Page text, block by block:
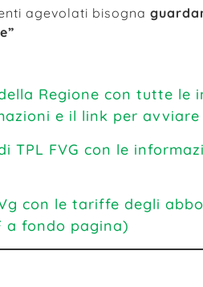
agevolati bisogna
Regione con tutte le
e il link per avviare
TPL FVG con le
con le tariffe degli
a fondo pagina)